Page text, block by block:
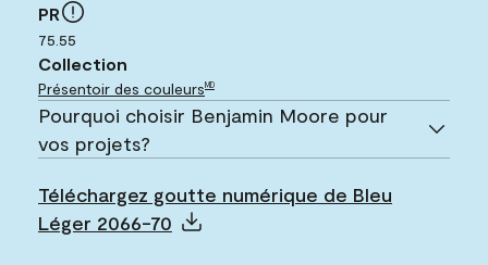
PR
75.55
Collection
Présentoir des couleursMD
Pourquoi choisir Benjamin Moore pour
vos projets?
Téléchargez goutte numérique de Bleu
Léger 2066-70